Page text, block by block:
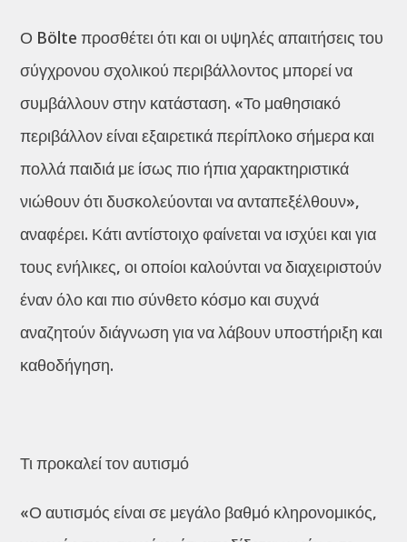
Ο Bölte προσθέτει ότι και οι υψηλές απαιτήσεις του
σύγχρονου σχολικού περιβάλλοντος μπορεί να
συμβάλλουν στην κατάσταση. «Το μαθησιακό
περιβάλλον είναι εξαιρετικά περίπλοκο σήμερα και
πολλά παιδιά με ίσως πιο ήπια χαρακτηριστικά
νιώθουν ότι δυσκολεύονται να ανταπεξέλθουν»,
αναφέρει. Κάτι αντίστοιχο φαίνεται να ισχύει και για
τους ενήλικες, οι οποίοι καλούνται να διαχειριστούν
έναν όλο και πιο σύνθετο κόσμο και συχνά
αναζητούν διάγνωση για να λάβουν υποστήριξη και
καθοδήγηση.
Τι προκαλεί τον αυτισμό
«Ο αυτισμός είναι σε μεγάλο βαθμό κληρονομικός,